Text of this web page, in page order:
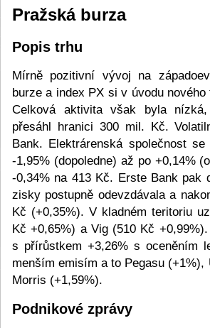
Pražská burza
Popis trhu
Mírně pozitivní vývoj na
burze a index PX si v úvodu
Celková aktivita však byla
přesáhl hranici 300 mil. Kč.
Bank. Elektrárenská společnost
-1,95% (dopoledne) až po +0,14%
-0,34% na 413 Kč. Erste Bank pak
zisky postupně odevzdávala a
Kč (+0,35%). V kladném teritoriu
Kč +0,65%) a Vig (510 Kč
s přírůstkem +3,26% s oceněním
menším emisím a to Pegasu
Morris (+1,59%).
Podnikové zprávy